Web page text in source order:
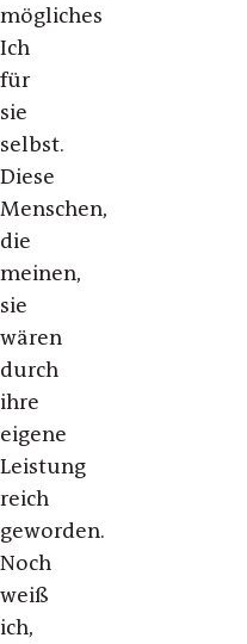
mögliches
Ich
für
sie
selbst.
Diese
Menschen,
die
meinen,
sie
wären
durch
ihre
eigene
Leistung
reich
geworden.
Noch
weiß
ich,